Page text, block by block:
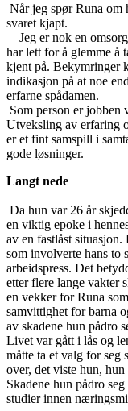
Når jeg spør Runa om
svaret kjapt.
– Jeg er nok en
har lett for å glemme å
kjent på. Bekymringer
indikasjon på at noe
erfarne spådamen.
Som person er
Utveksling av erfaring
er et fint samspill i
gode løsninger.
Langt nede
Da hun var 26 år
en viktig epoke i
av en fastlåst
som involverte hans to
arbeidspress. Det
etter flere lange vakter
en vekker for Runa
samvittighet for barna
av skadene hun pådro
Livet var gått i lås og
måtte ta et valg for
over, det viste hun,
Skadene hun pådro
studier innen